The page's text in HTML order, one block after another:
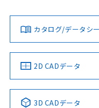
ダウンロードデータをご利
みください。
ソフトウェアの使用条件
対応済み
中国 RoHS 注意事項・
カタログ/データシ
2D CADデータ
3D CADデータ